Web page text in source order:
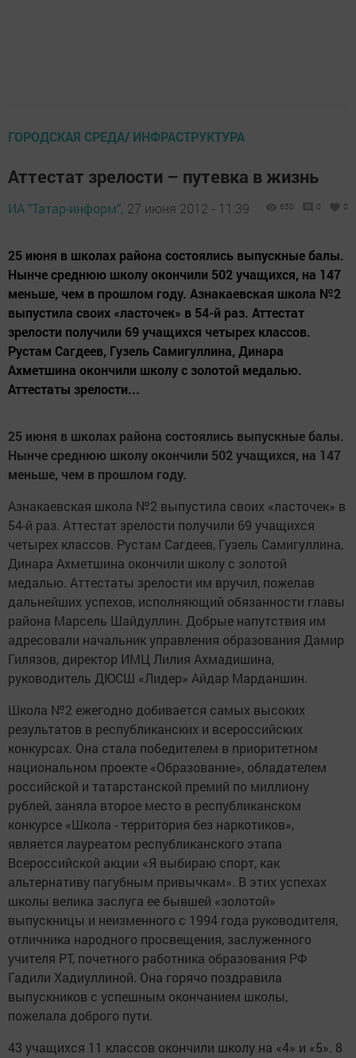
ГОРОДСКАЯ СРЕДА/ ИНФРАСТРУКТУРА
Аттестат зрелости – путевка в жизнь
ИА "Татар-информ", 27 июня 2012 - 11:39 650 0 0
25 июня в школах района состоялись выпускные балы.
Нынче среднюю школу окончили 502 учащихся, на 147
меньше, чем в прошлом году. Азнакаевская школа №2
выпустила своих «ласточек» в 54-й раз. Аттестат
зрелости получили 69 учащихся четырех классов.
Рустам Сагдеев, Гузель Самигуллина, Динара
Ахметшина окончили школу с золотой медалью.
Аттестаты зрелости...
25 июня в школах района состоялись выпускные балы.
Нынче среднюю школу окончили 502 учащихся, на 147
меньше, чем в прошлом году.
Азнакаевская школа №2 выпустила своих «ласточек» в
54-й раз. Аттестат зрелости получили 69 учащихся
четырех классов. Рустам Сагдеев, Гузель Самигуллина,
Динара Ахметшина окончили школу с золотой
медалью. Аттестаты зрелости им вручил, пожелав
дальнейших успехов, исполняющий обязанности главы
района Марсель Шайдуллин. Добрые напутствия им
адресовали начальник управления образования Дамир
Гилязов, директор ИМЦ Лилия Ахмадишина,
руководитель ДЮСШ «Лидер» Айдар Марданшин.
Школа №2 ежегодно добивается самых высоких
результатов в республиканских и всероссийских
конкурсах. Она стала победителем в приоритетном
национальном проекте «Образование», обладателем
российской и татарстанской премий по миллиону
рублей, заняла второе место в республиканском
конкурсе «Школа - территория без наркотиков»,
является лауреатом республиканского этапа
Всероссийской акции «Я выбираю спорт, как
альтернативу пагубным привычкам». В этих успехах
школы велика заслуга ее бывшей «золотой»
выпускницы и неизменного с 1994 года руководителя,
отличника народного просвещения, заслуженного
учителя РТ, почетного работника образования РФ
Гадили Хадиуллиной. Она горячо поздравила
выпускников с успешным окончанием школы,
пожелала доброго пути.
43 учащихся 11 классов окончили школу на «4» и «5». 8